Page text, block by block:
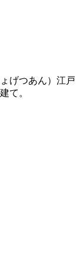
げつあん）江戸
て。